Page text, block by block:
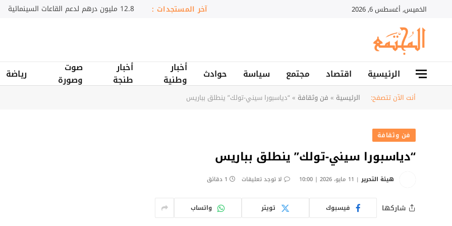
الخميس, أغسطس 6, 2026 آخر المستجدات : سامسونج تضيء مدن السعودية
الرئيسية اقتصاد مجتمع سياسة حوادث
أخبار
وطنية
أخبار
طنجة
صوت
وصورة
رياضة
أنت الآن تتصفح: الرئيسية » فن وثقافة »“دياسبورا سيني-تولك” ينطلق بباريس
فن وثقافة
“دياسبورا سيني-تولك” ينطلق بباريس
هيئة التحرير 11 مايو، 2026 | 10:00 لا توجد تعليقات 1 دقائق
شاركها فيسبوك تويتر واتساب